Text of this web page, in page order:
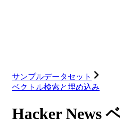
サンプルデータセット
ベクトル検索と埋め込み
Hacker News